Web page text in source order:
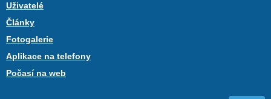
Uživatelé
Články
Fotogalerie
Aplikace na telefony
Počasí na web